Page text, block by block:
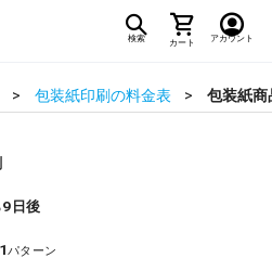
検索 カート アカウント
包装紙印刷の料金表 包装紙商
日後
1パターン